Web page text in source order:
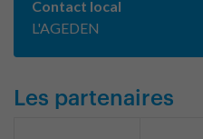
Contact local
L'AGEDEN
Les partenaires